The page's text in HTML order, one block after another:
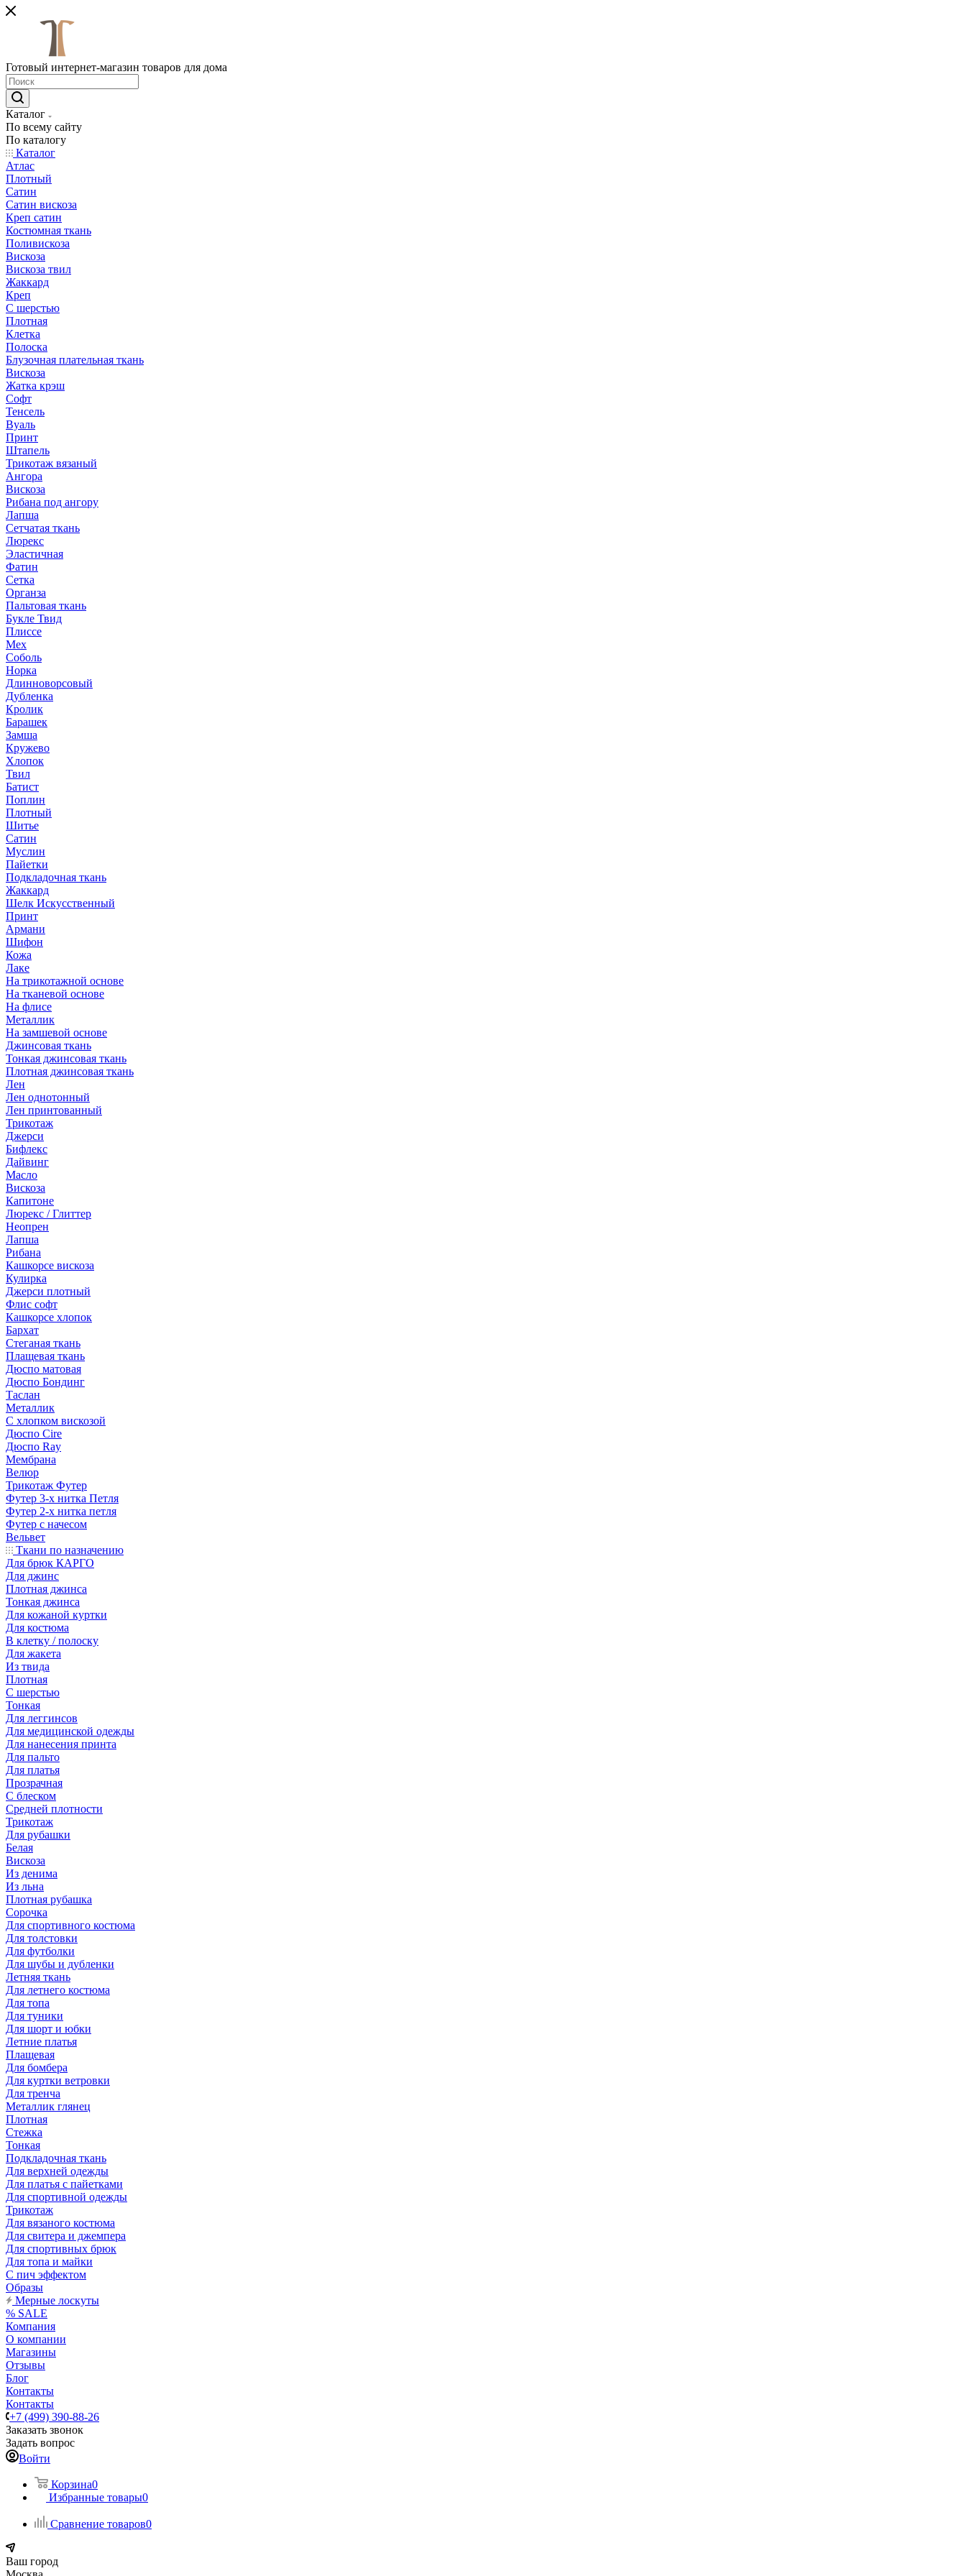
Готовый интернет-магазин товаров для дома
Каталог
По всему сайту
По каталогу
Каталог
Атлас
Плотный
Сатин
Сатин вискоза
Креп сатин
Костюмная ткань
Поливискоза
Вискоза
Вискоза твил
Жаккард
Креп
С шерстью
Плотная
Клетка
Полоска
Блузочная плательная ткань
Вискоза
Жатка крэш
Софт
Тенсель
Вуаль
Принт
Штапель
Трикотаж вязаный
Ангора
Вискоза
Рибана под ангору
Лапша
Сетчатая ткань
Люрекс
Эластичная
Фатин
Сетка
Органза
Пальтовая ткань
Букле Твид
Плиссе
Мех
Соболь
Норка
Длинноворсовый
Дубленка
Кролик
Барашек
Замша
Кружево
Хлопок
Твил
Батист
Поплин
Плотный
Шитье
Сатин
Муслин
Пайетки
Подкладочная ткань
Жаккард
Шелк Искусственный
Принт
Армани
Шифон
Кожа
Лаке
На трикотажной основе
На тканевой основе
На флисе
Металлик
На замшевой основе
Джинсовая ткань
Тонкая джинсовая ткань
Плотная джинсовая ткань
Лен
Лен однотонный
Лен принтованный
Трикотаж
Джерси
Бифлекс
Дайвинг
Масло
Вискоза
Капитоне
Люрекс / Глиттер
Неопрен
Лапша
Рибана
Кашкорсе вискоза
Кулирка
Джерси плотный
Флис софт
Кашкорсе хлопок
Бархат
Стеганая ткань
Плащевая ткань
Дюспо матовая
Дюспо Бондинг
Таслан
Металлик
С хлопком вискозой
Дюспо Cire
Дюспо Ray
Мембрана
Велюр
Трикотаж Футер
Футер 3-х нитка Петля
Футер 2-х нитка петля
Футер с начесом
Вельвет
Ткани по назначению
Для брюк КАРГО
Для джинс
Плотная джинса
Тонкая джинса
Для кожаной куртки
Для костюма
В клетку / полоску
Для жакета
Из твида
Плотная
С шерстью
Тонкая
Для леггинсов
Для медицинской одежды
Для нанесения принта
Для пальто
Для платья
Прозрачная
С блеском
Средней плотности
Трикотаж
Для рубашки
Белая
Вискоза
Из денима
Из льна
Плотная рубашка
Сорочка
Для спортивного костюма
Для толстовки
Для футболки
Для шубы и дубленки
Летняя ткань
Для летнего костюма
Для топа
Для туники
Для шорт и юбки
Летние платья
Плащевая
Для бомбера
Для куртки ветровки
Для тренча
Металлик глянец
Плотная
Стежка
Тонкая
Подкладочная ткань
Для верхней одежды
Для платья с пайетками
Для спортивной одежды
Трикотаж
Для вязаного костюма
Для свитера и джемпера
Для спортивных брюк
Для топа и майки
С пич эффектом
Образы
Мерные лоскуты
% SALE
Компания
О компании
Магазины
Отзывы
Блог
Контакты
Контакты
+7 (499) 390-88-26
Заказать звонок
Задать вопрос
Войти
Корзина0
Избранные товары0
Сравнение товаров0
Ваш город